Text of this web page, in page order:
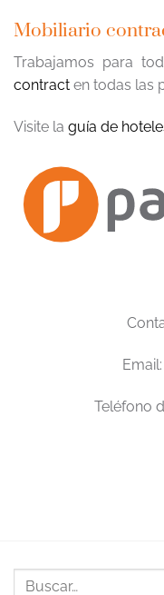
Mobiliario
Trabajamos para
contract en todas las
Visite la guía de
Teléfono